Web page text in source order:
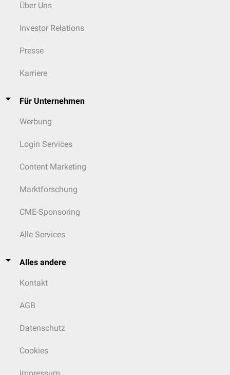
Über Uns
Investor Relations
Presse
Karriere
Für Unternehmen
Werbung
Login Services
Content Marketing
Marktforschung
CME-Sponsoring
Alle Services
Alles andere
Kontakt
AGB
Datenschutz
Cookies